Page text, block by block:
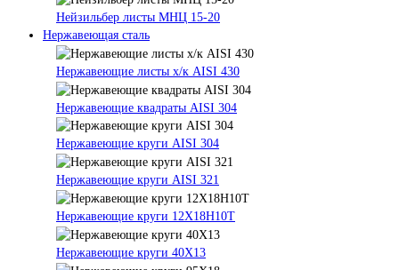
Нейзильбер листы МНЦ 15-20
Нержавеющая сталь
Нержавеющие листы х/к AISI 430
Нержавеющие квадраты AISI 304
Нержавеющие круги AISI 304
Нержавеющие круги AISI 321
Нержавеющие круги 12Х18Н10Т
Нержавеющие круги 40Х13